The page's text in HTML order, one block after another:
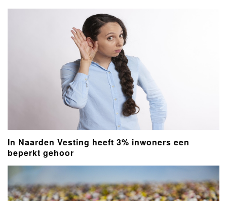
In Naarden Vesting heeft 3% inwoners een
beperkt gehoor